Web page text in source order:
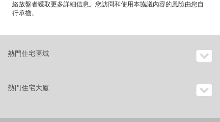
絡放盤者獲取更多詳細信息。您訪問和使用本協議內容的風險由您自
行承擔。
熱門住宅區域
熱門住宅大廈